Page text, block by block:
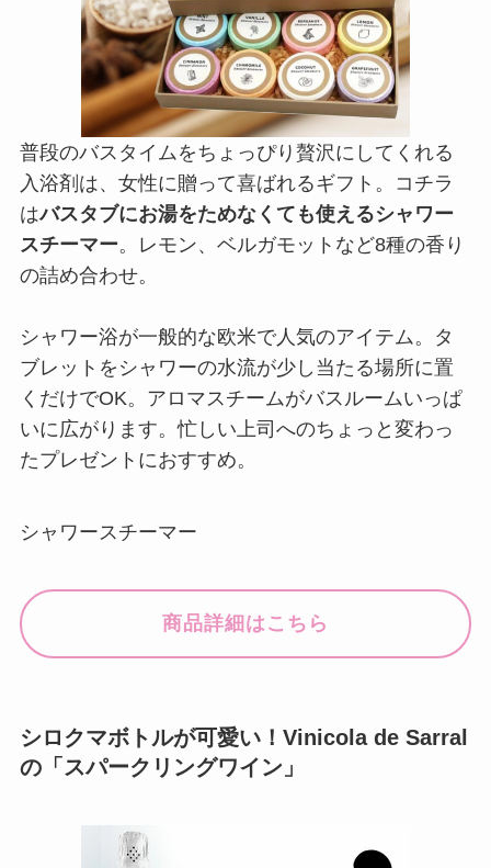
普段のバスタイムをちょっぴり贅沢にしてくれる
入浴剤は、女性に贈って喜ばれるギフト。コチラ
はバスタブにお湯をためなくても使えるシャワー
スチーマー。レモン、ベルガモットなど8種の香り
の詰め合わせ。
シャワー浴が一般的な欧米で人気のアイテム。タ
ブレットをシャワーの水流が少し当たる場所に置
くだけでOK。アロマスチームがバスルームいっぱ
いに広がります。忙しい上司へのちょっと変わっ
たプレゼントにおすすめ。
シャワースチーマー
商品詳細はこちら
シロクマボトルが可愛い！Vinicola de Sarral
の「スパークリングワイン」